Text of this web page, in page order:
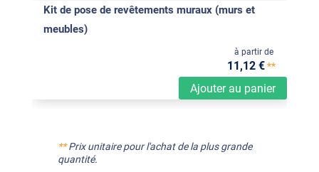
Kit de pose de revêtements muraux (murs et
meubles)
Ajouter au panier
à partir de
11,12 €**
**Prix unitaire pour l'achat de la plus grande
quantité.